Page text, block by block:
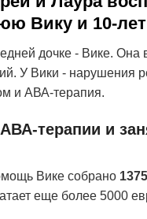
Вику и 10-
дочке - Вике. Она
У Вики - нарушения
и АВА-терапия.
терапии и
Вике собрано 1375
еще более 5000